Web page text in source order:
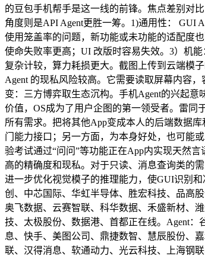
的豆包手机帮手是这一线的前锋。焦点差别对
角度则是API Agent更胜一筹。1)通用性： GUI
使用笼盖率的问题，新功能或未功能的适配度
使命失败率更高；UI 改版时容易失效。3）机
复杂计较，算力耗损更大。截图上传到云端模
Agent 的现私风险较高。它需要读取屏幕内容
变：三方博弈取生态沉构。手机Agent的兴起
价值，OS成为了用户企图的第一领受者。雷同
所有需求。把将其他App变成本人的后端数据
门能力接口；另一方面，为本身好处，也可能
验考试通过“问问”等功能正在App内实现天然
高的精确度和现私。对于只读、消息查询类的
进一步优化视觉模子的推理能力，使GUI识别
创、中芯国际、华虹半导体、胜宏科技、品高
奥飞数据、云赛智联、科华数据、禾盛新材、
技、太极股份、数据港、首都正在线。Agent
息、快手、美图公司、鼎捷数智、慧辰股份、
联、汉得消息、软通动力、光云科技、上海钢